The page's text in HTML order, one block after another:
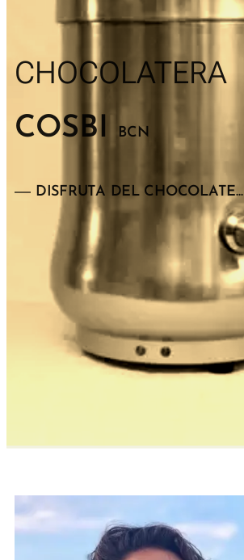
CHOCOLATERA
COSBI BCN
DISFRUTA DEL CHOCOLATE...